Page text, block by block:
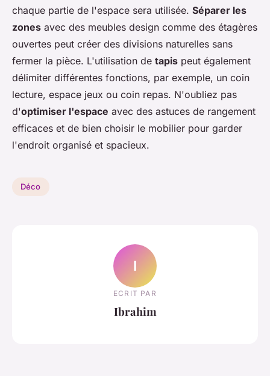
chaque partie de l'espace sera utilisée. Séparer les
zones avec des meubles design comme des étagères
ouvertes peut créer des divisions naturelles sans
fermer la pièce. L'utilisation de tapis peut également
délimiter différentes fonctions, par exemple, un coin
lecture, espace jeux ou coin repas. N'oubliez pas
d'optimiser l'espace avec des astuces de rangement
efficaces et de bien choisir le mobilier pour garder
l'endroit organisé et spacieux.
Déco
I
ECRIT PAR
Ibrahim